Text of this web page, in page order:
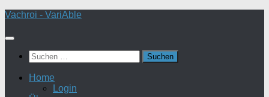
Zum
springen
Vachroi - VariAble
Suchen
nach:
Home
Login